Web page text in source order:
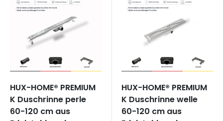
HUX-HOME® PREMIUM
K Duschrinne perle
60-120 cm aus
HUX-HOME® PREMIUM
K Duschrinne welle
60-120 cm aus